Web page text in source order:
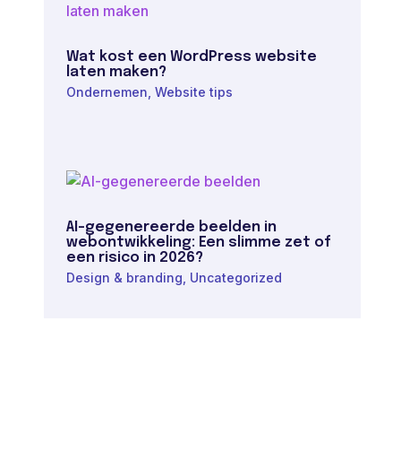
Wat kost een WordPress website
laten maken?
Ondernemen Website tips
AI-gegenereerde beelden in
webontwikkeling: Een slimme zet of
een risico in 2026?
Design & branding Uncategorized